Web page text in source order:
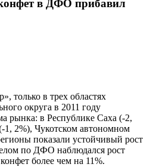
в ДФО прибавил
только в трех областях
округа в 2011 году
рынка: в Республике Саха (-2,
1, 2%), Чукотском автономном
показали устойчивый рост
по ДФО наблюдался рост
более чем на 11%.